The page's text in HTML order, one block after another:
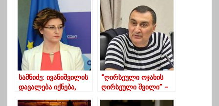
ბაჩანა შენგელია
“ოცნებას”
ქალებზე
სექსუალურად
ძალადობდა
სამნიძე: ივანიშვილის
დავალება იქნება,
“ღირსეული ოჯახის
ღირსეული შვილი” –